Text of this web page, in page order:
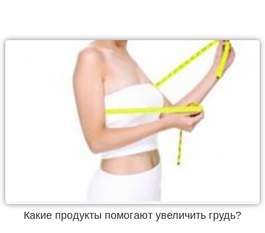
Какие продукты помогают увеличить грудь?